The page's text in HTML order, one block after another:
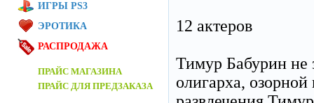
12 актеров
Тимур Бабурин не
олигарха,
ИГРЫ PS3
ЭРОТИКА
РАСПРОДАЖА
ПРАЙС МАГАЗИНА
ПРАЙС ДЛЯ ПРЕДЗАКАЗА